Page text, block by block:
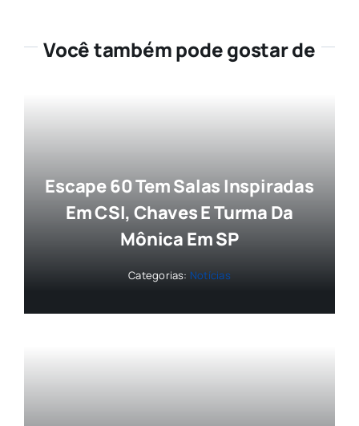
Você também pode gostar de
Escape 60 Tem Salas Inspiradas
Em CSI, Chaves E Turma Da
Mônica Em SP
Categorias: Notícias